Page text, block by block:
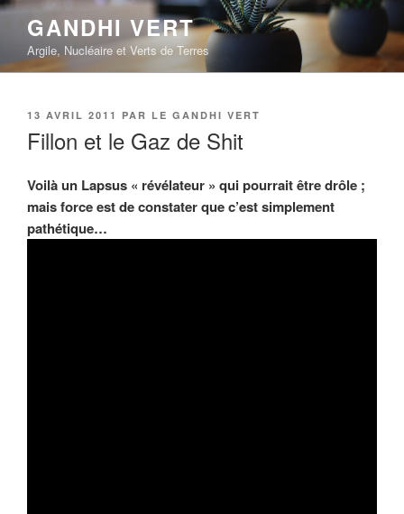
Aller
contenu
principal
GANDHI VERT
Argile, Nucléaire et Verts de Terres
PUBLIÉ
13 AVRIL 2011 PAR LE GANDHI VERT
Fillon et le Gaz de Shit
Voilà un Lapsus « révélateur » qui pourrait être drôle ;
mais force est de constater que c’est simplement
pathétique…